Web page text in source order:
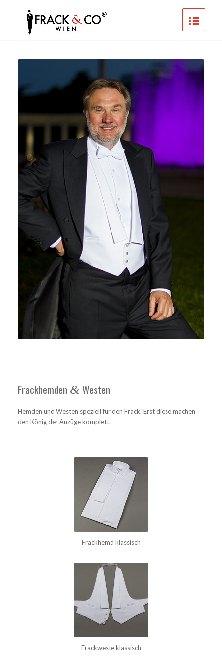
Frackhemden &Westen
Hemden und Westen speziell für den Frack. Erst diese machen
den König der Anzüge komplett.
Frackhemd klassisch
Frackweste klassisch